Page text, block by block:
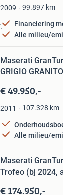
2009 99.897 km
Financiering
Alle milieu/
Maserati
GRIGIO
€ 49.950,-
2011 107.328 km
Alle milieu/
Maserati
Trofeo (bj 2024,
€ 174.950,-